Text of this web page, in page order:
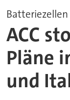
Batteriezellen
ACC
Pläne
und